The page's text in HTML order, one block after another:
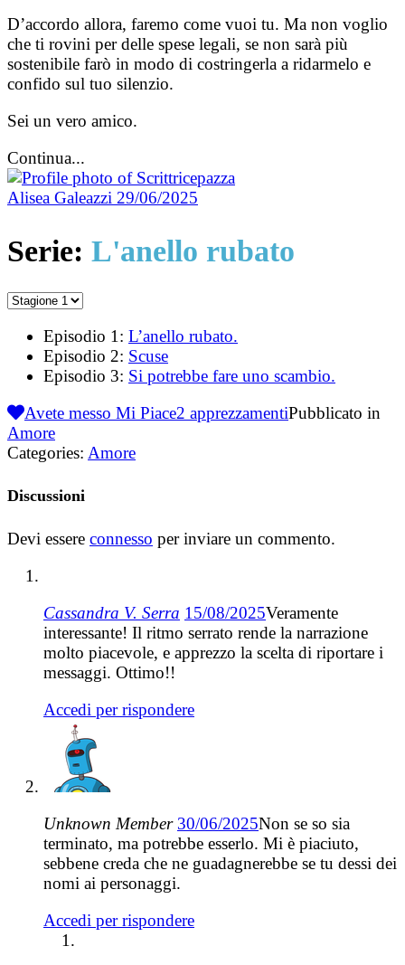
D’accordo allora, faremo come vuoi tu. Ma non voglio
che ti rovini per delle spese legali, se non sarà più
sostenibile farò in modo di costringerla a ridarmelo e
confido sul tuo silenzio.
Sei un vero amico.
Continua...
Alisea Galeazzi 29/06/2025
Serie: L'anello rubato
Episodio 1: L’anello rubato.
Episodio 2: Scuse
Episodio 3: Si potrebbe fare uno scambio.
Avete messo Mi Piace2 apprezzamentiPubblicato in
Amore
Categories: Amore
Discussioni
Devi essere connesso per inviare un commento.
Cassandra V. Serra 15/08/2025Veramente
interessante! Il ritmo serrato rende la narrazione
molto piacevole, e apprezzo la scelta di riportare i
messaggi. Ottimo!!
Accedi per rispondere
Unknown Member 30/06/2025Non se so sia
terminato, ma potrebbe esserlo. Mi è piaciuto,
sebbene creda che ne guadagnerebbe se tu dessi dei
nomi ai personaggi.
Accedi per rispondere